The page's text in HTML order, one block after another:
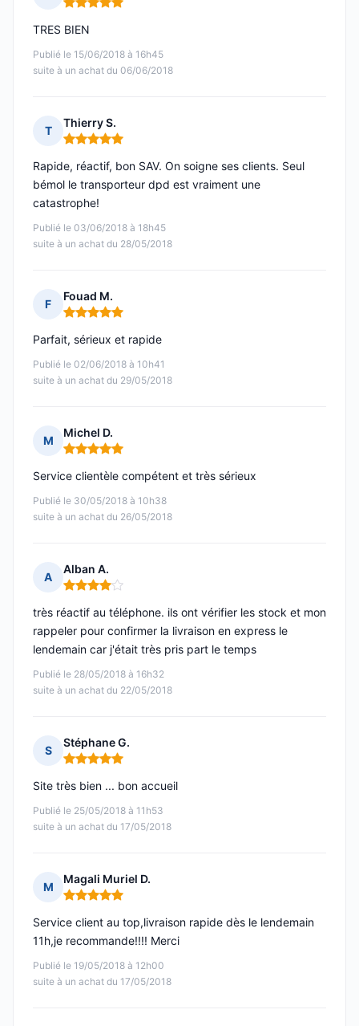
Note : 5 sur 5
Publié le 15/06/2018 à 16h45
suite à un achat du 06/06/2018
TRES BIEN
T
Thierry S.
Note : 5 sur 5
Publié le 03/06/2018 à 18h45
suite à un achat du 28/05/2018
Rapide, réactif, bon SAV. On soigne ses clients. Seul
bémol le transporteur dpd est vraiment une
catastrophe!
F
Fouad M.
Note : 5 sur 5
Publié le 02/06/2018 à 10h41
suite à un achat du 29/05/2018
Parfait, sérieux et rapide
M
Michel D.
Note : 5 sur 5
Publié le 30/05/2018 à 10h38
suite à un achat du 26/05/2018
Service clientèle compétent et très sérieux
A
Alban A.
Note : 4 sur 5
Publié le 28/05/2018 à 16h32
suite à un achat du 22/05/2018
très réactif au téléphone. ils ont vérifier les stock et mon
rappeler pour confirmer la livraison en express le
lendemain car j'était très pris part le temps
S
Stéphane G.
Note : 5 sur 5
Publié le 25/05/2018 à 11h53
suite à un achat du 17/05/2018
Site très bien ... bon accueil
M
Magali Muriel D.
Note : 5 sur 5
Publié le 19/05/2018 à 12h00
suite à un achat du 17/05/2018
Service client au top,livraison rapide dès le lendemain
11h,je recommande!!!! Merci